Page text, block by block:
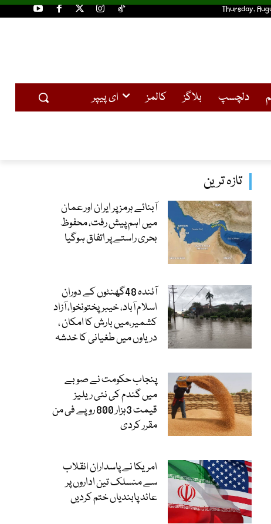
Thursday,
دلچسپ بلاگز کالمز ای پیپر
تازہ ترین
آبنائے ہرمز پر ایران اور عمان
میں اہم پیش رفت، محفوظ
بحری راستے پر اتفاق ہوگیا
آئندہ 48گھنٹوں کے دوران
اسلام آباد، خیبرپختونخوا، آزاد
کشمیر،میں بارش کا امکان ،
دریاوں میں طغیانی کا خدشہ
پنجاب حکومت نے صوبے
میں گندم کی نئی ریلیز
قیمت 3ہزار 800 روپے فی من
مقرر کردی
امریکا نے پاسداران انقلاب
سے منسلک تین اداروں پر
عائد پابندیاں ختم کردیں